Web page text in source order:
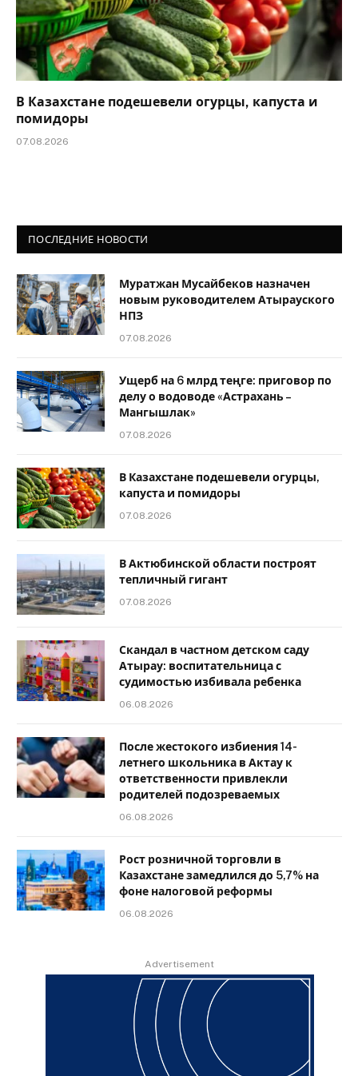
В Казахстане подешевели огурцы, капуста и
помидоры
07.08.2026
ПОСЛЕДНИЕ НОВОСТИ
Муратжан Мусайбеков назначен
новым руководителем Атырауского
НПЗ
07.08.2026
Ущерб на 6 млрд теңге: приговор по
делу о водоводе «Астрахань –
Мангышлак»
07.08.2026
В Казахстане подешевели огурцы,
капуста и помидоры
07.08.2026
В Актюбинской области построят
тепличный гигант
07.08.2026
Скандал в частном детском саду
Атырау: воспитательница с
судимостью избивала ребенка
06.08.2026
После жестокого избиения 14-
летнего школьника в Актау к
ответственности привлекли
родителей подозреваемых
06.08.2026
Рост розничной торговли в
Казахстане замедлился до 5,7% на
фоне налоговой реформы
06.08.2026
Advertisement